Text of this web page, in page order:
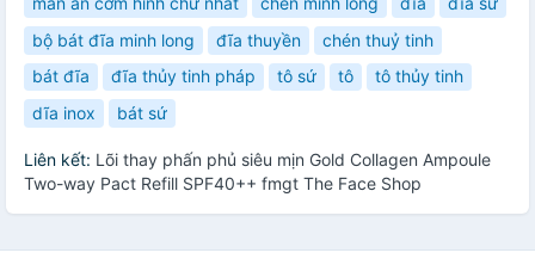
bộ bát đĩa minh long
đĩa thuyền
chén thuỷ tinh
bát đĩa
đĩa thủy tinh pháp tô sứ tô
tô thủy tinh
dĩa inox
bát sứ
Liên kết: Lõi thay phấn phủ siêu mịn Gold Collagen Ampoule
Two-way Pact Refill SPF40++ fmgt The Face Shop